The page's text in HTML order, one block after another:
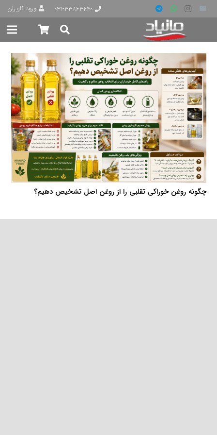
۰۳۱-۳۳۸۶۳۴۴۰ ورود کاربران
چگونه روغن خوراکی تقلبی را از روغن اصل تشخیص دهیم؟